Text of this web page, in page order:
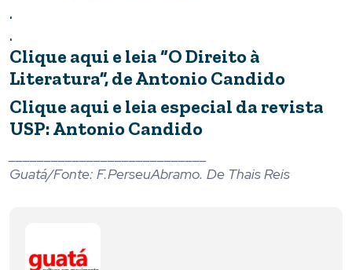
.
.
Clique aqui e leia “O Direito à
Literatura”, de Antonio Candido
Clique aqui e leia especial da revista
USP: Antonio Candido
Guatá/Fonte: F.PerseuAbramo. De Thais Reis